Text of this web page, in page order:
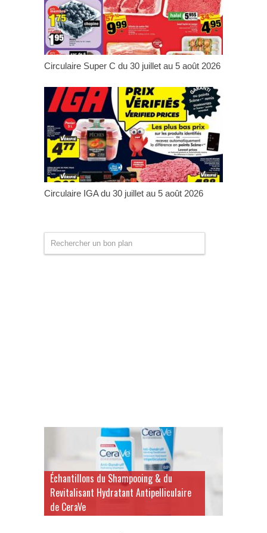
Circulaire Super C du 30 juillet au 5 août 2026
Circulaire IGA du 30 juillet au 5 août 2026
Échantillons du Shampooing & du
Revitalisant Hydratant Antipelliculaire
de CeraVe